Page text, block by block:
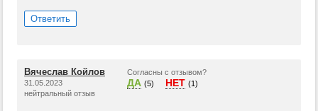
Ответить
Вячеслав Койлов
31.05.2023
нейтральный отзыв
Согласны с отзывом?
ДА (5) НЕТ (1)